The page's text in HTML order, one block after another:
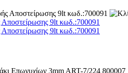
Αποστείρωσης 9lt κωδ.:700091
Αποστείρωσης 9lt κωδ.:700091